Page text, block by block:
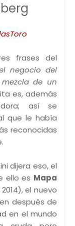
frases del
negocio del
de un
es, además
así se
que le había
reconocidas
dijera eso, el
ello es Mapa
2014), el nuevo
después de
en el mundo